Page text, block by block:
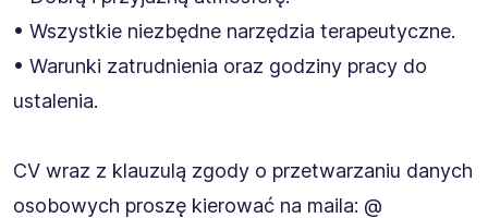
• Wszystkie niezbędne narzędzia terapeutyczne.
• Warunki zatrudnienia oraz godziny pracy do
ustalenia.
CV wraz z klauzulą zgody o przetwarzaniu danych
osobowych proszę kierować na maila: @